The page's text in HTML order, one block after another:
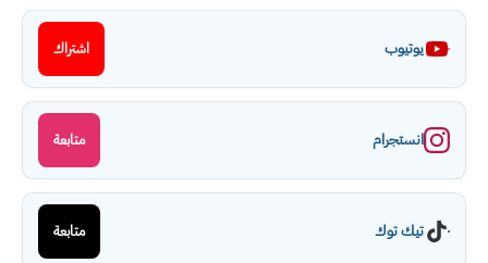
يوتيوب اشتراك
انستجرام متابعة
تيك توك متابعة